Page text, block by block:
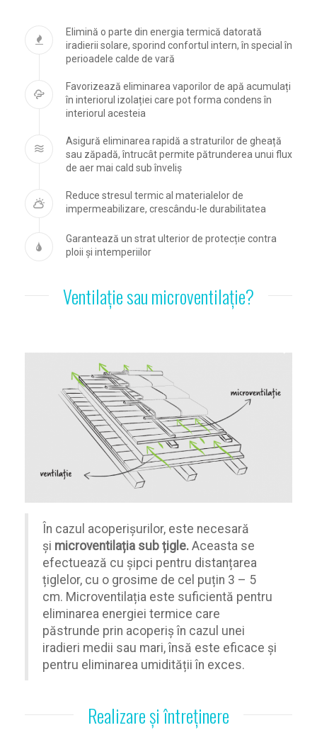
Elimină o parte din energia termică datorată
iradierii solare, sporind confortul intern, în special în
perioadele calde de vară
Favorizează eliminarea vaporilor de apă acumulați
în interiorul izolației care pot forma condens în
interiorul acesteia
Asigură eliminarea rapidă a straturilor de gheață
sau zăpadă, întrucât permite pătrunderea unui flux
de aer mai cald sub înveliș
Reduce stresul termic al materialelor de
impermeabilizare, crescându-le durabilitatea
Garantează un strat ulterior de protecție contra
ploii și intemperiilor
Ventilație sau microventilație?
În cazul acoperișurilor, este necesară
și microventilația sub țigle. Aceasta se
efectuează cu șipci pentru distanțarea
țiglelor, cu o grosime de cel puțin 3 – 5
cm. Microventilația este suficientă pentru
eliminarea energiei termice care
păstrunde prin acoperiș în cazul unei
iradieri medii sau mari, însă este eficace și
pentru eliminarea umidității în exces.
Realizare și întreținere